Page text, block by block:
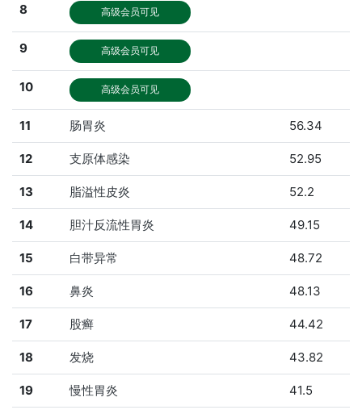
8 高级会员可见
9 高级会员可见
10 高级会员可见
11 肠胃炎 56.34
12 支原体感染 52.95
13 脂溢性皮炎 52.2
14 胆汁反流性胃炎 49.15
15 白带异常 48.72
16 鼻炎 48.13
17 股癣 44.42
18 发烧 43.82
19 慢性胃炎 41.5